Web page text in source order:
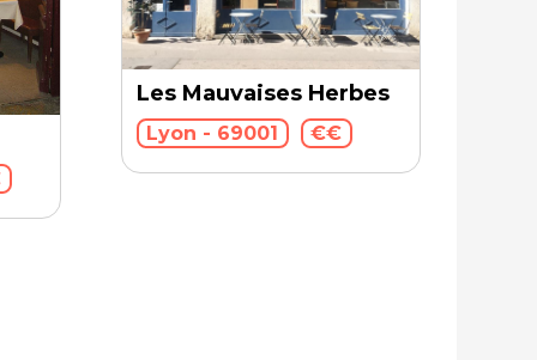
Les Mauvaises Herbes
Lyon - 69001 €€